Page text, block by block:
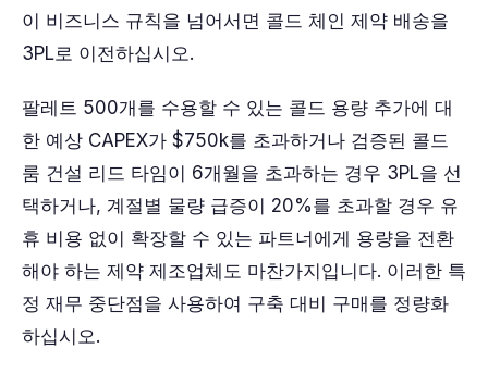
이 비즈니스 규칙을 넘어서면 콜드 체인 제약 배송을
3PL로 이전하십시오.
팔레트 500개를 수용할 수 있는 콜드 용량 추가에 대
한 예상 CAPEX가 $750k를 초과하거나 검증된 콜드
룸 건설 리드 타임이 6개월을 초과하는 경우 3PL을 선
택하거나, 계절별 물량 급증이 20%를 초과할 경우 유
휴 비용 없이 확장할 수 있는 파트너에게 용량을 전환
해야 하는 제약 제조업체도 마찬가지입니다. 이러한 특
정 재무 중단점을 사용하여 구축 대비 구매를 정량화
하십시오.